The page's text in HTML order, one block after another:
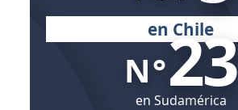
en Chile
N°23
en Sudamérica